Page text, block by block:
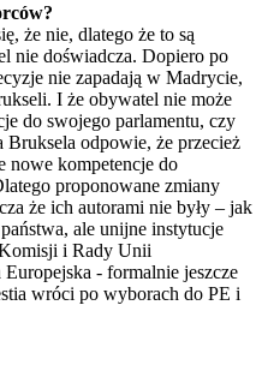
że nie, dlatego że to są
nie doświadcza. Dopiero po
nie zapadają w Madrycie,
I że obywatel nie może
do swojego parlamentu, czy
Bruksela odpowie, że przecież
nowe kompetencje do
proponowane zmiany
że ich autorami nie były – jak
ale unijne instytucje
i Rady Unii
- formalnie jeszcze
wróci po wyborach do PE i